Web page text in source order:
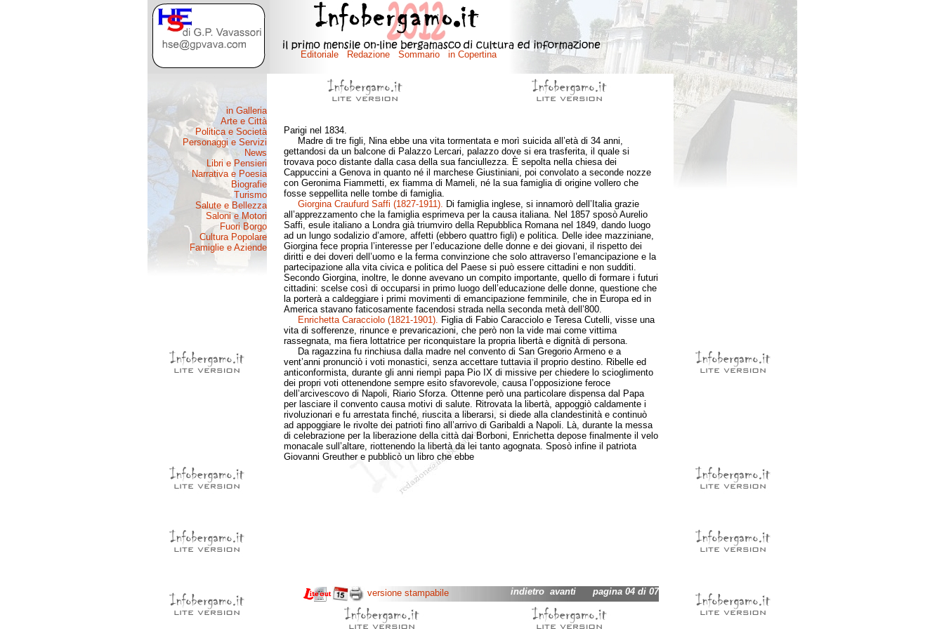
Parigi nel 1834.
Madre di tre figli, Nina ebbe una vita tormentata e morì suicida all’età di 34 anni,
gettandosi da un balcone di Palazzo Lercari, palazzo dove si era trasferita, il quale si
trovava poco distante dalla casa della sua fanciullezza. È sepolta nella chiesa dei
Cappuccini a Genova in quanto né il marchese Giustiniani, poi convolato a seconde nozze
con Geronima Fiammetti, ex fiamma di Mameli, né la sua famiglia di origine vollero che
fosse seppellita nelle tombe di famiglia.
Giorgina Craufurd Saffi (1827-1911). Di famiglia inglese, si innamorò dell’Italia grazie
all’apprezzamento che la famiglia esprimeva per la causa italiana. Nel 1857 sposò Aurelio
Saffi, esule italiano a Londra già triumviro della Repubblica Romana nel 1849, dando luogo
ad un lungo sodalizio d’amore, affetti (ebbero quattro figli) e politica. Delle idee mazziniane,
Giorgina fece propria l’interesse per l’educazione delle donne e dei giovani, il rispetto dei
diritti e dei doveri dell’uomo e la ferma convinzione che solo attraverso l’emancipazione e la
partecipazione alla vita civica e politica del Paese si può essere cittadini e non sudditi.
Secondo Giorgina, inoltre, le donne avevano un compito importante, quello di formare i futuri
cittadini: scelse così di occuparsi in primo luogo dell’educazione delle donne, questione che
la porterà a caldeggiare i primi movimenti di emancipazione femminile, che in Europa ed in
America stavano faticosamente facendosi strada nella seconda metà dell’800.
Enrichetta Caracciolo (1821-1901). Figlia di Fabio Caracciolo e Teresa Cutelli, visse una
vita di sofferenze, rinunce e prevaricazioni, che però non la vide mai come vittima
rassegnata, ma fiera lottatrice per riconquistare la propria libertà e dignità di persona.
Da ragazzina fu rinchiusa dalla madre nel convento di San Gregorio Armeno e a
vent’anni pronunciò i voti monastici, senza accettare tuttavia il proprio destino. Ribelle ed
anticonformista, durante gli anni riempì papa Pio IX di missive per chiedere lo scioglimento
dei propri voti ottenendone sempre esito sfavorevole, causa l’opposizione feroce
dell’arcivescovo di Napoli, Riario Sforza. Ottenne però una particolare dispensa dal Papa
per lasciare il convento causa motivi di salute. Ritrovata la libertà, appoggiò caldamente i
rivoluzionari e fu arrestata finché, riuscita a liberarsi, si diede alla clandestinità e continuò
ad appoggiare le rivolte dei patrioti fino all’arrivo di Garibaldi a Napoli. Là, durante la messa
di celebrazione per la liberazione della città dai Borboni, Enrichetta depose finalmente il velo
monacale sull’altare, riottenendo la libertà da lei tanto agognata. Sposò infine il patriota
Giovanni Greuther e pubblicò un libro che ebbe
versione stampabile indietro avantipagina 04 di 07